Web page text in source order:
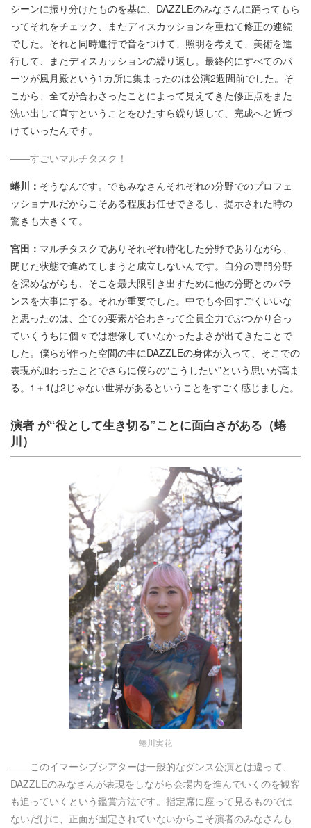
シーンに振り分けたものを基に、DAZZLEのみなさんに踊ってもら
ってそれをチェック、またディスカッションを重ねて修正の連続
でした。それと同時進行で音をつけて、照明を考えて、美術を進
行して、またディスカッションの繰り返し。最終的にすべてのパ
ーツが風月殿という1カ所に集まったのは公演2週間前でした。そ
こから、全てが合わさったことによって見えてきた修正点をまた
洗い出して直すということをひたすら繰り返して、完成へと近づ
けていったんです。
――すごいマルチタスク！
蜷川： そうなんです。でもみなさんそれぞれの分野でのプロフェ
ッショナルだからこそある程度お任せできるし、提示された時の
驚きも大きくて。
宮田： マルチタスクでありそれぞれ特化した分野でありながら、
閉じた状態で進めてしまうと成立しないんです。自分の専門分野
を深めながらも、そこを最大限引き出すために他の分野とのバラ
ンスを大事にする。それが重要でした。中でも今回すごくいいな
と思ったのは、全ての要素が合わさって全員全力でぶつかり合っ
ていくうちに個々では想像していなかったよさが出てきたことで
した。僕らが作った空間の中にDAZZLEの身体が入って、そこでの
表現が加わったことでさらに僕らの“こうしたい”という思いが高ま
る。1＋1は2じゃない世界があるということをすごく感じました。
演者 が“役として生き切る”ことに面白さがある（蜷
川）
蜷川実花
――このイマーシブシアターは一般的なダンス公演とは違って、
DAZZLEのみなさんが表現をしながら会場内を進んでいくのを観客
も追っていくという鑑賞方法です。指定席に座って見るものでは
ないだけに、正面が固定されていないからこそ演者のみなさんも